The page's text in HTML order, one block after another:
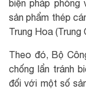
biện pháp
sản phẩm thép
Trung Hoa
Theo đó, Bộ
chống lẩn tránh
đối với một số